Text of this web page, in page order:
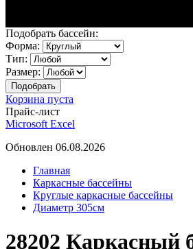
Подобрать бассейн:
Форма:
Тип:
Размер:
Корзина пуста
Прайс-лист
Microsoft Excel
Обновлен 06.08.2026
Главная
Каркасные бассейны
Круглые каркасные бассейны
Диаметр 305см
28202 Каркасный